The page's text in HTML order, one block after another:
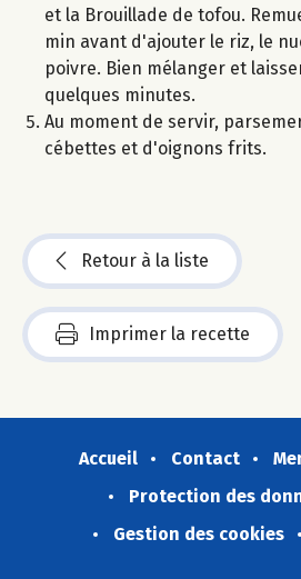
et la Brouillade de tofou.
min avant d'ajouter le riz, le
poivre. Bien mélanger et
quelques minutes.
Au moment de servir,
cébettes et d'oignons frits.
Retour à la liste
Imprimer la recette
Accueil Contact
Protection des
Gestion des cookies